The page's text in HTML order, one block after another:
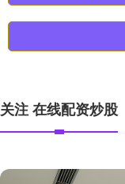
关注 在线配资炒股